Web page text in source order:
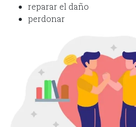
reparar el daño
perdonar